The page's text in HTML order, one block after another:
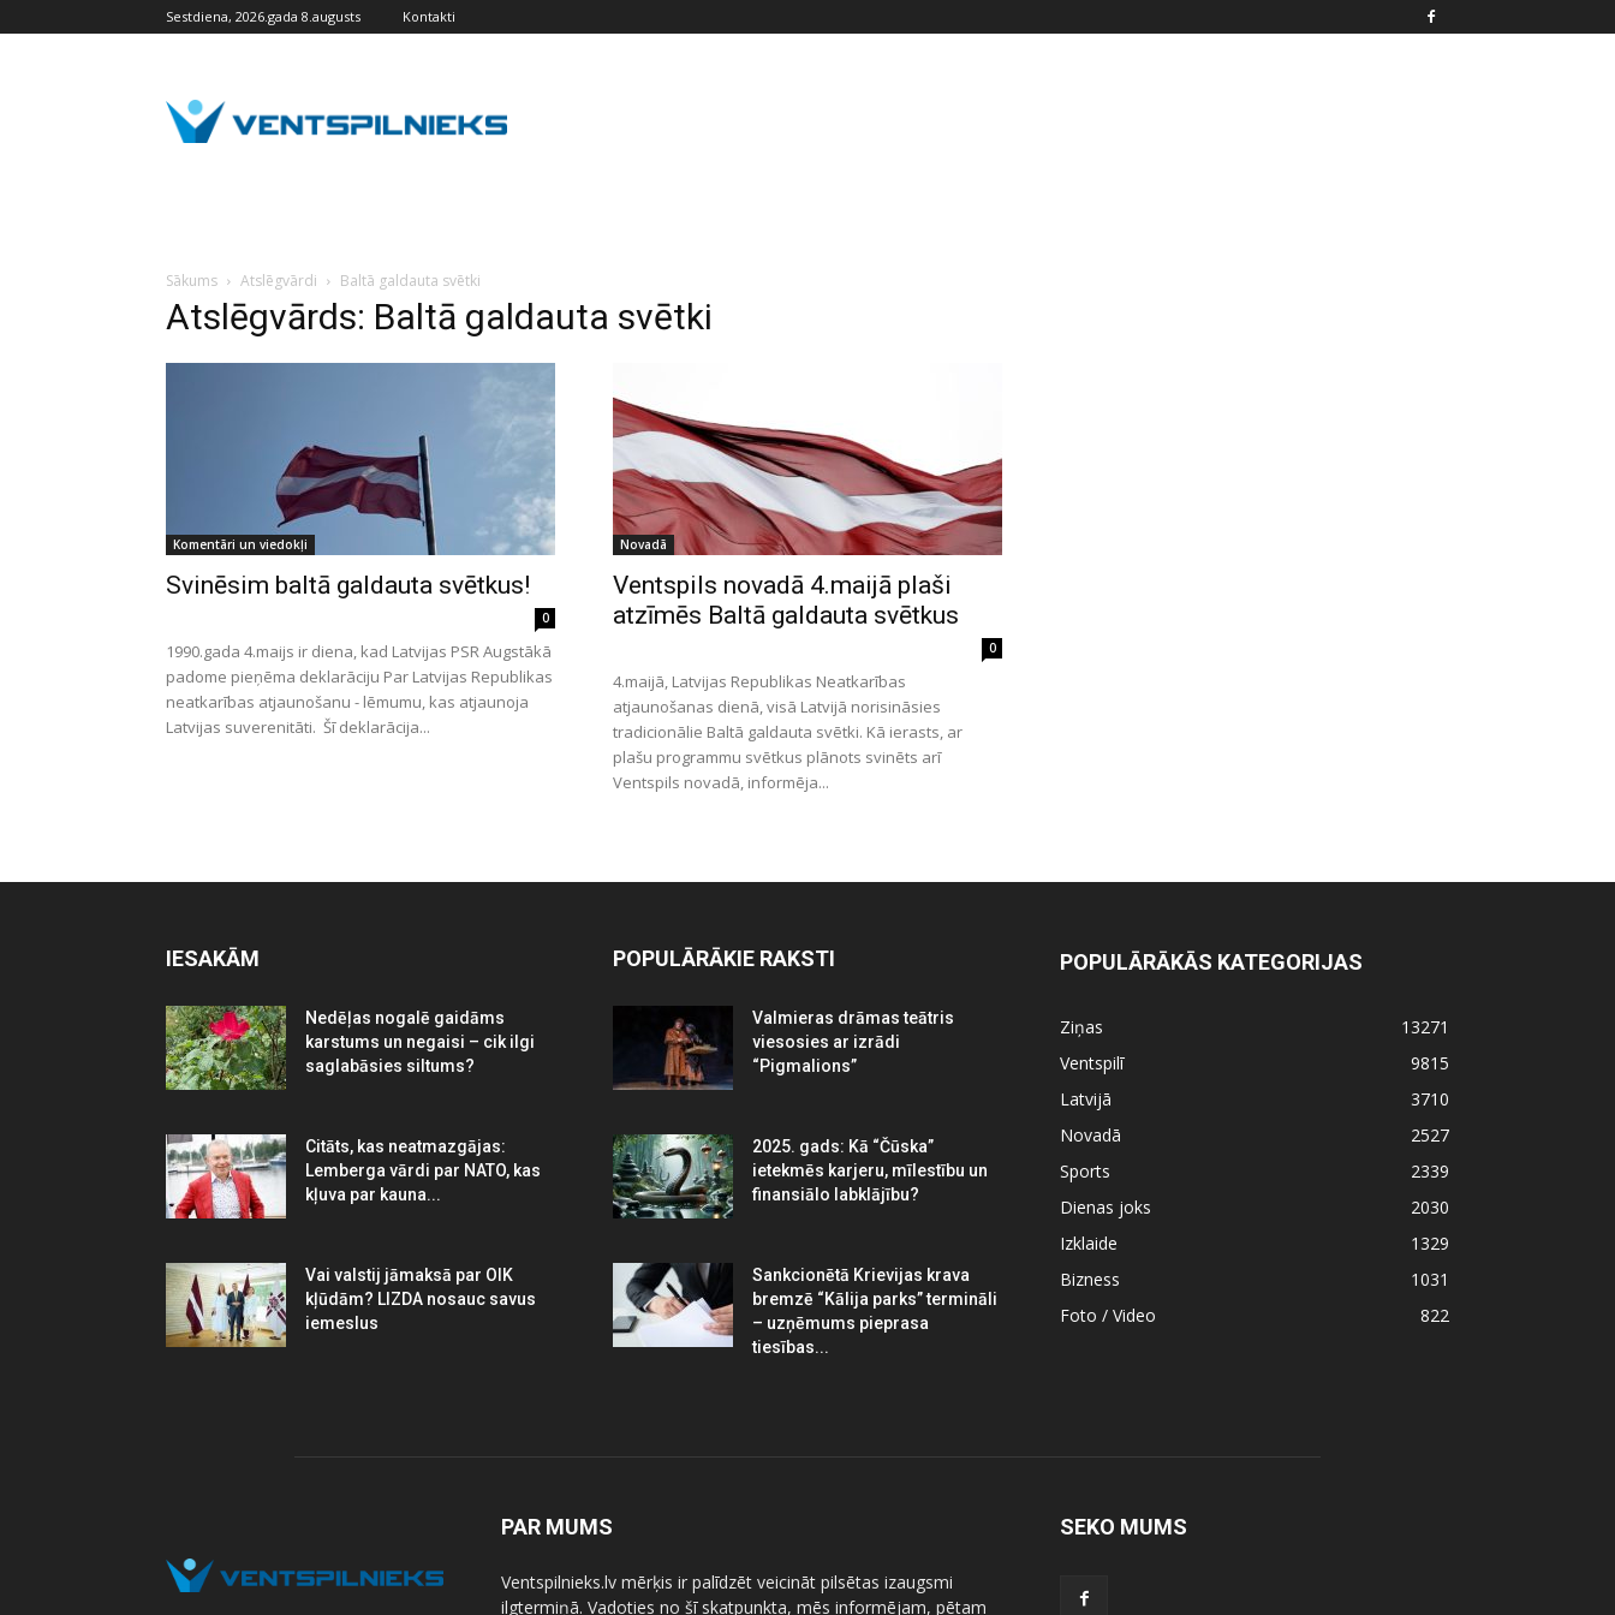
Sestdiena, 2026.gada 8.augusts Kontakti
Sākums Atslēgvārdi Baltā galdauta svētki
Atslēgvārds: Baltā galdauta svētki
Komentāri un viedokļi
Svinēsim baltā galdauta svētkus!
0
1990.gada 4.maijs ir diena, kad Latvijas PSR Augstākā
padome pieņēma deklarāciju Par Latvijas Republikas
neatkarības atjaunošanu - lēmumu, kas atjaunoja
Latvijas suverenitāti. Šī deklarācija...
Novadā
Ventspils novadā 4.maijā plaši
atzīmēs Baltā galdauta svētkus
0
4.maijā, Latvijas Republikas Neatkarības
atjaunošanas dienā, visā Latvijā norisināsies
tradicionālie Baltā galdauta svētki. Kā ierasts, ar
plašu programmu svētkus plānots svinēts arī
Ventspils novadā, informēja...
IESAKĀM
Nedēļas nogalē gaidāms
karstums un negaisi – cik ilgi
saglabāsies siltums?
Citāts, kas neatmazgājas:
Lemberga vārdi par NATO, kas
kļuva par kauna...
Vai valstij jāmaksā par OIK
kļūdām? LIZDA nosauc savus
iemeslus
POPULĀRĀKIE RAKSTI
Valmieras drāmas teātris
viesosies ar izrādi
“Pigmalions”
2025. gads: Kā “Čūska”
ietekmēs karjeru, mīlestību un
finansiālo labklājību?
Sankcionētā Krievijas krava
bremzē “Kālija parks” termināli
– uzņēmums pieprasa
tiesības...
POPULĀRĀKĀS KATEGORIJAS
Ziņas
13271
Ventspilī
9815
Latvijā
3710
Novadā
2527
Sports
2339
Dienas joks
2030
Izklaide
1329
Bizness
1031
Foto / Video
822
PAR MUMS
Ventspilnieks.lv mērķis ir palīdzēt veicināt pilsētas izaugsmi
ilgtermiņā. Vadoties no šī skatpunkta, mēs informējam, pētam
SEKO MUMS